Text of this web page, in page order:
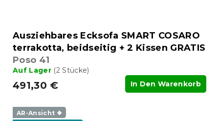
Ausziehbares Ecksofa SMART COSARO
terrakotta, beidseitig + 2 Kissen GRATIS
Poso 41
Auf Lager (2 Stücke)
491,30 € In Den Warenkorb
AR-Ansicht ❖